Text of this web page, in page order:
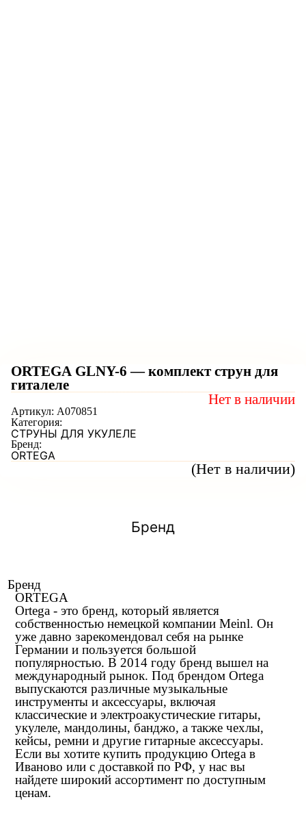
ORTEGA GLNY-6 — комплект струн для
гиталеле
(Нет в наличии)
Нет в наличии
Артикул: A070851
Категория:
СТРУНЫ ДЛЯ УКУЛЕЛЕ
Бренд:
ORTEGA
Бренд
Бренд
ORTEGA
Ortega - это бренд, который является
собственностью немецкой компании Meinl. Он
уже давно зарекомендовал себя на рынке
Германии и пользуется большой
популярностью. В 2014 году бренд вышел на
международный рынок. Под брендом Ortega
выпускаются различные музыкальные
инструменты и аксессуары, включая
классические и электроакустические гитары,
укулеле, мандолины, банджо, а также чехлы,
кейсы, ремни и другие гитарные аксессуары.
Если вы хотите купить продукцию Ortega в
Иваново или с доставкой по РФ, у нас вы
найдете широкий ассортимент по доступным
ценам.